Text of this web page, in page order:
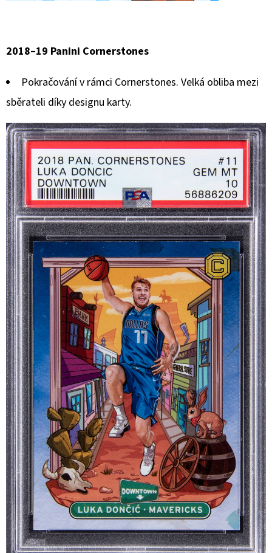
2018–19 Panini Cornerstones
Pokračování v rámci Cornerstones. Velká obliba mezi
sběrateli díky designu karty.